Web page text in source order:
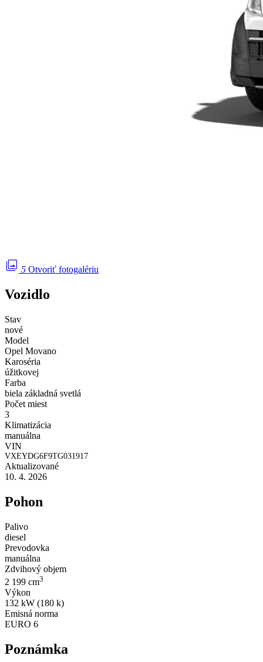
photo_library 5 Otvoriť fotogalériu
Vozidlo
Stav
nové
Model
Opel Movano
Karoséria
úžitkovej
Farba
biela základná svetlá
Počet miest
3
Klimatizácia
manuálna
VIN
VXEYDG6F9TG031917
Aktualizované
10. 4. 2026
Pohon
Palivo
diesel
Prevodovka
manuálna
Zdvihový objem
2 199 cm3
Výkon
132 kW (180 k)
Emisná norma
EURO 6
Poznámka